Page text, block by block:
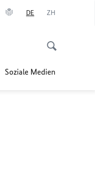
DE ZH
Soziale Medien